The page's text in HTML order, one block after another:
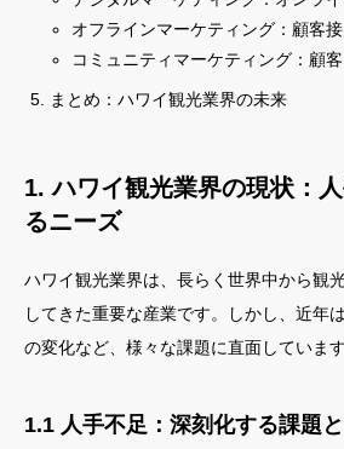
オフラインマーケティング：顧客
コミュニティマーケティング：顧
まとめ：ハワイ観光業界の未来
1. ハワイ観光業界の現状：
るニーズ
ハワイ観光業界は、長らく世界中から観
してきた重要な産業です。しかし、近年
の変化など、様々な課題に直面しています
1.1 人手不足：深刻化する課題